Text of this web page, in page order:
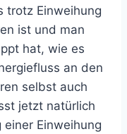
trotz Einweihung
ist und man
hat, wie es
an den
selbst auch
jetzt natürlich
Einweihung